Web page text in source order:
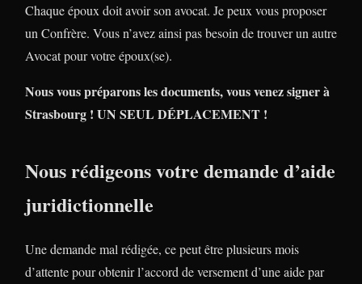
Chaque époux doit avoir son avocat. Je peux vous proposer
un Confrère. Vous n’avez ainsi pas besoin de trouver un autre
Avocat pour votre époux(se).
Nous vous préparons les documents, vous venez signer à
Strasbourg ! UN SEUL DÉPLACEMENT !
Nous rédigeons votre demande d’aide
juridictionnelle
Une demande mal rédigée, ce peut être plusieurs mois
d’attente pour obtenir l’accord de versement d’une aide par